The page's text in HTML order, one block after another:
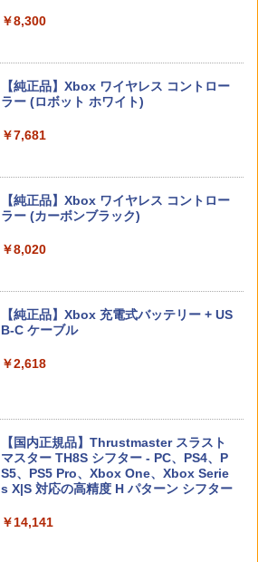
ンセツ ブレス オブ ザ ワイルド]
リーでポイント10倍！】【新品】Switch
2 ゲームソフト ゼルダ無双 封印戦記
￥7,791
【ポスト投函】Nintendo Switch2 ゲー
ムソフト マリオ/ポケモン/ドラクエ/モ
【楽天ブックス限定特典+特典】空の軌
跡 the 2nd Nintendo Switch 2 Edition
(DLCチラシ：NEOブレイサー・アガッ
ト+【早期購入外付特典】DLCチラシ)
￥8,055
【中古】[PS5] ドラゴンクエストI&II(DR
AGON QUEST I&II/ドラクエ1&2/DQ1&
【当店独自で＋P10倍★要エントリー】
OF THE ERDTREE EDITION(エルデンリ
(20240621)
￥4,780
PS5 ARMORED CORE 6 FIRES OF RU
HON ライソンプレイコンピューターレ
トロ KTFC-003W(2553104)送料無料
￥2,940
【レビュー特典】 山崎実業 【 蓋付き重
ねられるゲーム機器収納ケース スマート
/ switch2 / switch2 Lite スイッチ2 収納
しゃれ 白 黒
￥3,190
ウデングリップ]
￥2,720
【4日20時からポイントUP! お買い物マ
ム・ハンクスブルーレイ／海外アニメ・
定番スタジオ
￥1,783
【中古】2．トイ・ストーリー MovieNE
X BD＋DVDセット 【ブルーレイ】／ト
定番スタジオ
y】(オリジナル トトロの手ぬぐい) [ 宮
【中古】3．まんが日本昔ばなし (75話収
録) 【ブルーレイ】／市原悦子ブルーレ
￥5,832
スプラトゥーン レイダース -Switch2
￥6,447
Nintendo Switch 2(日本語・国内専用)
ンラインコード版
ニンテンドープリペイド番号 5000円|オ
ンラインコード版
Beast of Reincarnation -PS5 【特典】
J) PlayStation 5
トローラー ミッドナイト ブラック(CFI-
ZCT2J01)
【純正品】DualSense ワイヤレスコン
トローラー(CFI-ZCT2J)
￥10,737
￥8,300
【純正品】Xbox ワイヤレス コントロー
ラー (ロボット ホワイト)
￥7,681
【純正品】Xbox ワイヤレス コントロー
ラー (カーボンブラック)
￥8,020
【純正品】Xbox 充電式バッテリー + US
B-C ケーブル
￥2,618
【国内正規品】Thrustmaster スラスト
マスター TH8S シフター - PC、PS4、P
S5、PS5 Pro、Xbox One、Xbox Serie
s X|S 対応の高精度 H パターン シフター
￥14,141